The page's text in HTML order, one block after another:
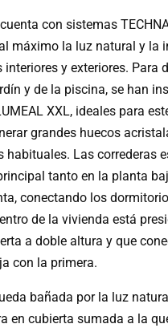
con sistemas
máximo la luz natural y la
interiores y exteriores. Para
y de la piscina, se han
XXL, ideales para
grandes huecos
habituales. Las correderas
tanto en la planta
conectando los
de la vivienda está
a doble altura y que
con la primera.
bañada por la luz
en cubierta sumada a la